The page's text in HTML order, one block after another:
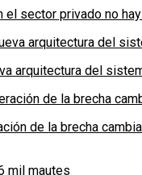
el sector privado no
arquitectura del
de la brecha